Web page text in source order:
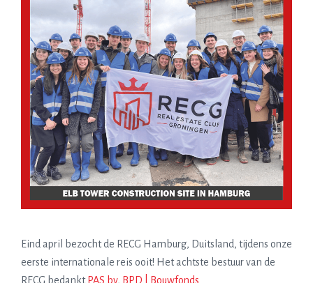
Eind april bezocht de RECG Hamburg, Duitsland, tijdens onze
eerste internationale reis ooit! Het achtste bestuur van de
RECG bedankt PAS bv, BPD | Bouwfonds